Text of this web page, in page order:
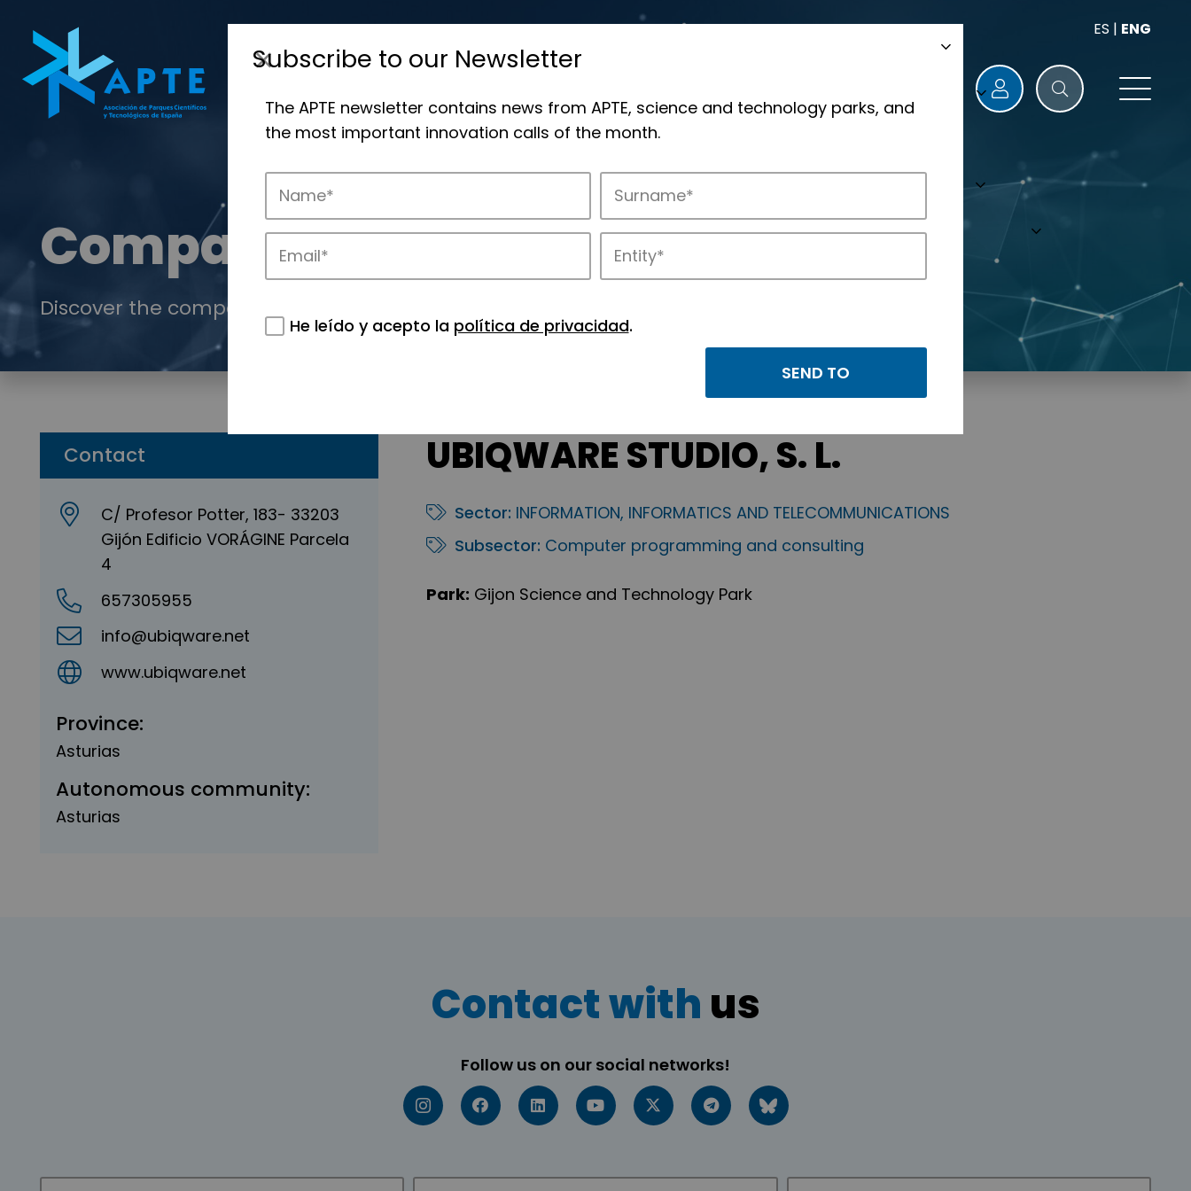
ES | ENG
Companies
Discover the companies that drive innovation in APTE’s parks.
Contact
C/ Profesor Potter, 183- 33203
Gijón Edificio VORÁGINE Parcela
4
657305955
info@ubiqware.net
www.ubiqware.net
Province:
Asturias
Autonomous community:
Asturias
UBIQWARE STUDIO, S. L.
Sector: INFORMATION, INFORMATICS AND TELECOMMUNICATIONS
Subsector: Computer programming and consulting
Park: Gijon Science and Technology Park
Contact with us
Follow us on our social networks!
Subscribe to our Newsletter
The APTE newsletter contains news from APTE, science and technology parks, and
the most important innovation calls of the month.
He leído y acepto la política de privacidad.